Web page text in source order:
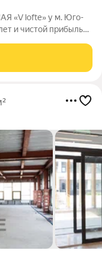
«V loftе» у м. Юго-
Этo не